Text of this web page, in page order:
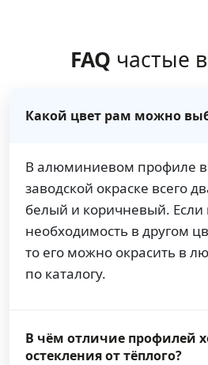
FAQ частые
Какой цвет рам можно
В алюминиевом профиле в
заводской окраске всего
белый и коричневый. Если
необходимость в другом
то его можно окрасить в
по каталогу.
В чём отличие профилей
остекления от тёплого?